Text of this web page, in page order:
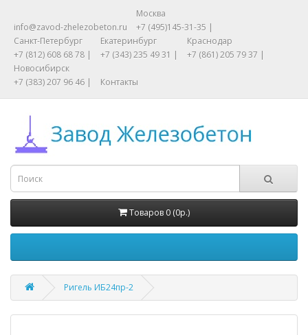
info@zavod-zhelezobeton.ru
Москва
+7 (495)145-31-35 |
Санкт-Петербург
+7 (812) 608 68 78 |
Екатеринбург
+7 (343) 235 49 31 |
Краснодар
+7 (861) 205 79 37 |
Новосибирск
+7 (383) 207 96 46 |
Контакты
Товаров 0 (0р.)
Ригель ИБ24пр-2